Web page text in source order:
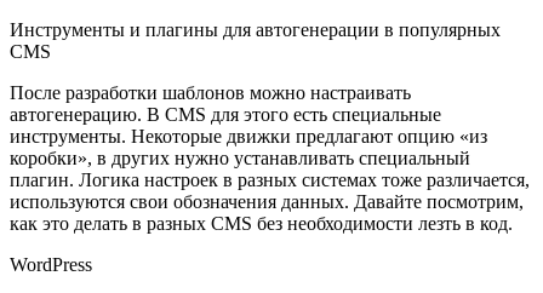
Инструменты и плагины для автогенерации в популярных
CMS
После разработки шаблонов можно настраивать
автогенерацию. В CMS для этого есть специальные
инструменты. Некоторые движки предлагают опцию «из
коробки», в других нужно устанавливать специальный
плагин. Логика настроек в разных системах тоже различается,
используются свои обозначения данных. Давайте посмотрим,
как это делать в разных CMS без необходимости лезть в код.
WordPress